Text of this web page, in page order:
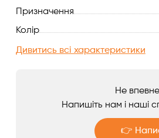
Пральні машини
Сушильні машини
Сантехніка
Призначення
Колір
Дивитись всі характеристики
Не
Напишіть нам і наші
👉